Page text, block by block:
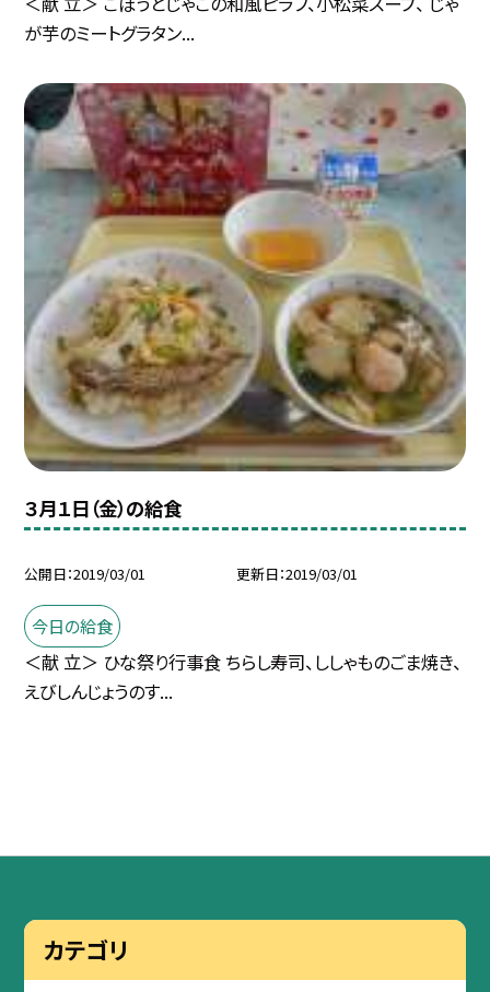
が芋のミートグラタン...
３月１日（金）の給食
公開日 2019/03/01 更新日 2019/03/01
今日の給食
＜献 立＞ ひな祭り行事食 ちらし寿司、ししゃものごま焼き、
えびしんじょうのす...
カテゴリ